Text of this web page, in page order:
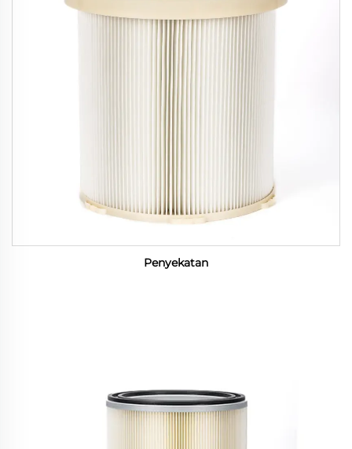
Penyekatan